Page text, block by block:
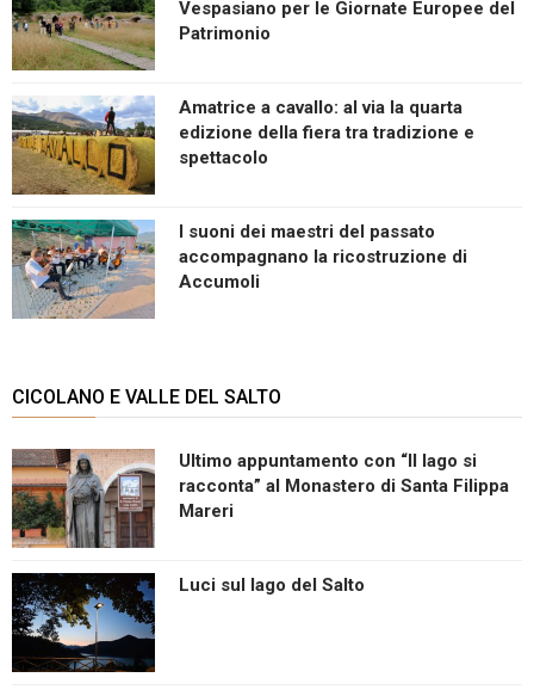
Vespasiano per le Giornate Europee del
Patrimonio
Amatrice a cavallo: al via la quarta
edizione della fiera tra tradizione e
spettacolo
I suoni dei maestri del passato
accompagnano la ricostruzione di
Accumoli
CICOLANO E VALLE DEL SALTO
Ultimo appuntamento con “Il lago si
racconta” al Monastero di Santa Filippa
Mareri
Luci sul lago del Salto